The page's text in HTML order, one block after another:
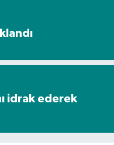
idrak ederek